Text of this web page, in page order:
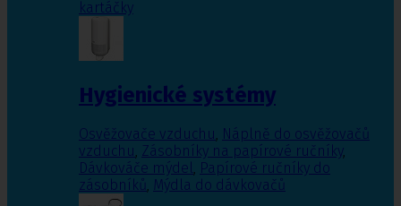
kartáčky
Hygienické systémy
Osvěžovače vzduchu, Náplně do osvěžovačů
vzduchu, Zásobníky na papírové ručníky,
Dávkováče mýdel, Papírové ručníky do
zásobníků, Mýdla do dávkovačů